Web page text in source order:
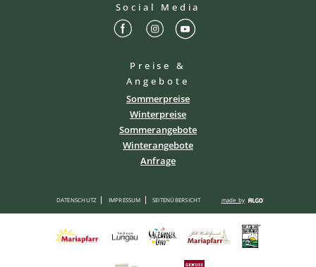
Social Media
Preise &
Angebote
Sommerpreise
Winterpreise
Sommerangebote
Winterangebote
Anfrage
DATENSCHUTZ IMPRESSUM SEITENÜBERSICHT made by